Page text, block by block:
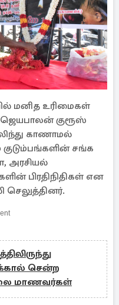
மனித உரிமைகள்
குரூஸ்
காணாமல்
சங்க
அரசியல்
பிரதிநிதிகள் என
சென்ற
மாணவர்கள்